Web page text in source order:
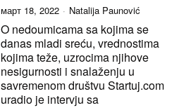
март 18, 2022 Natalija Paunović
O nedoumicama sa kojima se
danas mladi sreću, vrednostima
kojima teže, uzrocima njihove
nesigurnosti i snalaženju u
savremenom društvu Startuj.com
uradio je intervju sa